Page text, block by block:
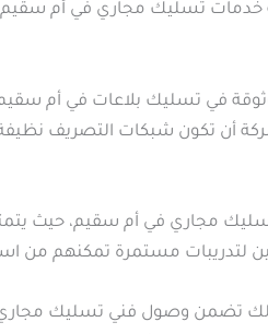
تسليك مجاري في أم
في تسليك بلاعات في أم
أن تكون شبكات التصريف
مجاري في أم سقيم، حيث
لتدريبات مستمرة تمكنهم من
تضمن وصول فني تسليك مجاري